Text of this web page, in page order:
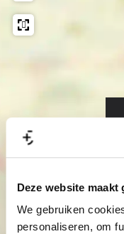
Deze website
We gebruiken
personaliseren, om